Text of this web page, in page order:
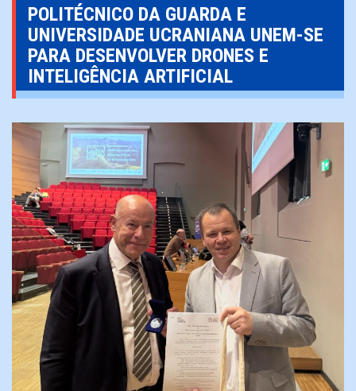
POLITÉCNICO DA GUARDA E
UNIVERSIDADE UCRANIANA UNEM-SE
PARA DESENVOLVER DRONES E
INTELIGÊNCIA ARTIFICIAL